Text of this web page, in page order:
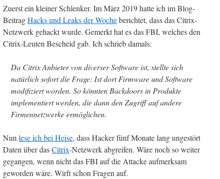
Zuerst ein kleiner Schlenker. Im März 2019 hatte ich im Blog-
BeitragHacks und Leaks der Wocheberichtet, dass das Citrix-
Netzwerk gehackt wurde. Gemerkt hat es das FBI, welches den
Citrix-Leuten Bescheid gab. Ich schrieb damals:
Da Citrix Anbieter von diverser Software ist, stellte sich
natürlich sofort die Frage: Ist dort Firmware und Software
modifiziert worden. So könnten Backdoors in Produkte
implementiert werden, die dann den Zugriff auf andere
Firmennetzwerke ermöglichen.
Nunlese ich bei Heise, dass Hacker fünf Monate lang ungestört
Daten über dasCitrix-Netzwerk abgreifen. Wäre noch so weiter
gegangen, wenn nicht das FBI auf die Attacke aufmerksam
geworden wäre. Wirft schon Fragen auf.